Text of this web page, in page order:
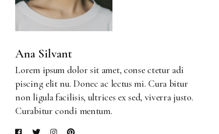
Ana Silvant
Lorem ipsum dolor sit amet, conse ctetur adi
piscing elit nu. Donec ac lectus mi. Cura bitur
non ligula facilisis, ultrices ex sed, viverra justo.
Curabitur condi mentum.